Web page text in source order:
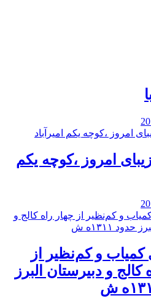
امروز ،کوچه یکم
و کم‌نظیر از
كالج و دبيرستان البرز